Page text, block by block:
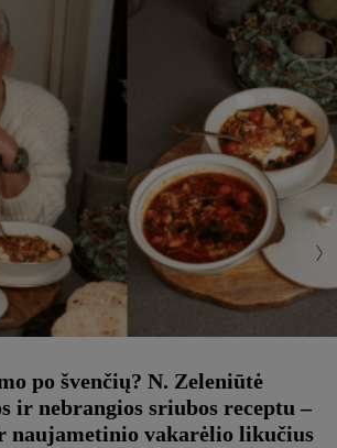
po švenčių? N. Zeleniūtė
ir nebrangios sriubos receptu –
naujametinio vakarėlio likučius